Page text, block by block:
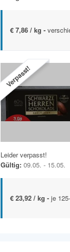
€ 7,86 / kg -
Verpasst!
Leider verpasst!
Gültig: 09.05. - 15.05.
€ 23,92 / kg - je